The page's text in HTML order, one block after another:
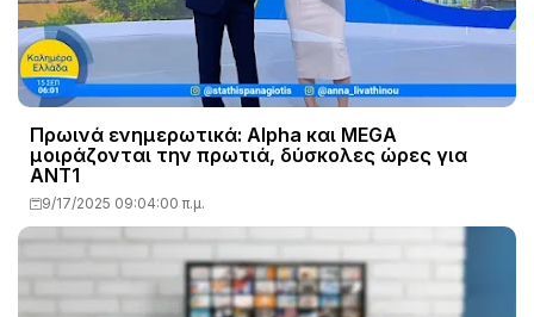
Πρωινά ενημερωτικά: Alpha και MEGA
μοιράζονται την πρωτιά, δύσκολες ώρες για
ΑΝΤ1
9/17/2025 09:04:00 π.μ.